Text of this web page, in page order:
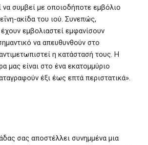
να συμβεί με οποιοδήποτε εμβόλιο
ακίδα του ιού. Συνεπώς,
εμβολιαστεί εμφανίσουν
να απευθυνθούν στο
η κατάστασή τους. Η
μας είναι στο ένα εκατομμύριο
έξι έως επτά περιστατικά».
σας αποστέλλει συνημμένα μια